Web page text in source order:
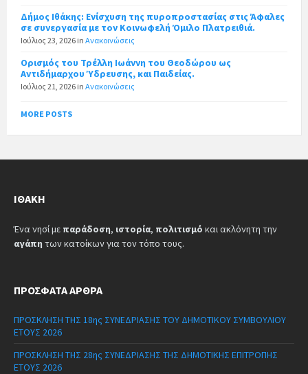
Δήμος Ιθάκης: Ενίσχυση της πυροπροστασίας στις Άφαλες
σε συνεργασία με τον Κοινωφελή Όμιλο Πλατρειθιά.
Ιούλιος 23, 2026 in Ανακοινώσεις
Ορισμός του Τρέλλη Ιωάννη του Θεοδώρου ως
Αντιδήμαρχου Ύδρευσης, και Παιδείας.
Ιούλιος 21, 2026 in Ανακοινώσεις
MORE POSTS
ΙΘΆΚΗ
Ένα νησί με παράδοση, ιστορία, πολιτισμό και ακλόνητη την
αγάπη των κατοίκων για τον τόπο τους.
ΠΡΌΣΦΑΤΑ ΆΡΘΡΑ
ΠΡΟΣΚΛΗΣΗ ΤΗΣ 18ης ΣΥΝΕΔΡΙΑΣΗΣ ΤΟΥ ΔΗΜΟΤΙΚΟΥ ΣΥΜΒΟΥΛΙΟΥ
ΕΤΟΥΣ 2026
ΠΡΟΣΚΛΗΣΗ ΤΗΣ 28ης ΣΥΝΕΔΡΙΑΣΗΣ ΤΗΣ ΔΗΜΟΤΙΚΗΣ ΕΠΙΤΡΟΠΗΣ
ΕΤΟΥΣ 2026